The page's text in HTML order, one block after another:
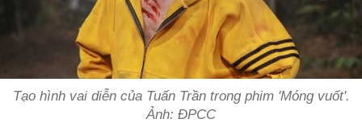
Tạo hình vai diễn của Tuấn Trần trong phim 'Móng vuốt'.
Ảnh: ĐPCC